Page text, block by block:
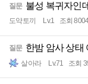
질문 불성 복귀자인
도약토끼 Lv.1 조회
질문 한밤 암사 상태
살아라 Lv.71 조회